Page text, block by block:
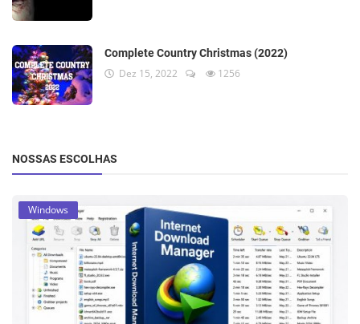
Complete Country Christmas (2022)
Dez 15, 2022 1256
NOSSAS ESCOLHAS
Windows